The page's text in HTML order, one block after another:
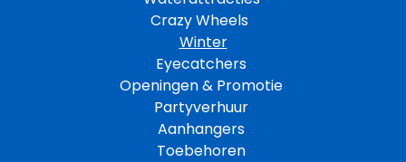
Crazy Wheels
Winter
Eyecatchers
Openingen & Promotie
Partyverhuur
Aanhangers
Toebehoren